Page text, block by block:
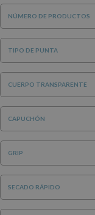
NÚMERO DE PRODUCTOS
TIPO DE PUNTA
CUERPO TRANSPARENTE
CAPUCHÓN
GRIP
SECADO RÁPIDO